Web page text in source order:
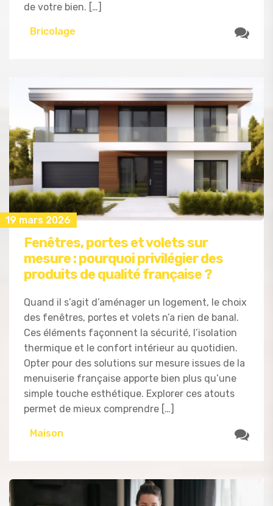
de votre bien. […]
Bricolage
19 mars 2026
Fenêtres, portes et volets sur
mesure : pourquoi privilégier des
produits de qualité française ?
Quand il s’agit d’aménager un logement, le choix
des fenêtres, portes et volets n’a rien de banal.
Ces éléments façonnent la sécurité, l’isolation
thermique et le confort intérieur au quotidien.
Opter pour des solutions sur mesure issues de la
menuiserie française apporte bien plus qu’une
simple touche esthétique. Explorer ces atouts
permet de mieux comprendre […]
Maison